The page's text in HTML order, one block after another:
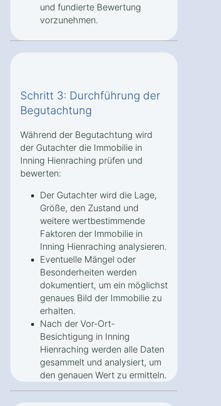
und fundierte Bewertung
vorzunehmen.
Schritt 3: Durchführung der
Begutachtung
Während der Begutachtung wird
der Gutachter die Immobilie in
Inning Hienraching prüfen und
bewerten:
Der Gutachter wird die Lage,
Größe, den Zustand und
weitere wertbestimmende
Faktoren der Immobilie in
Inning Hienraching analysieren.
Eventuelle Mängel oder
Besonderheiten werden
dokumentiert, um ein möglichst
genaues Bild der Immobilie zu
erhalten.
Nach der Vor-Ort-
Besichtigung in Inning
Hienraching werden alle Daten
gesammelt und analysiert, um
den genauen Wert zu ermitteln.